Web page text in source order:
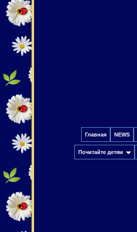
Главная NEWS
Почитайте детям